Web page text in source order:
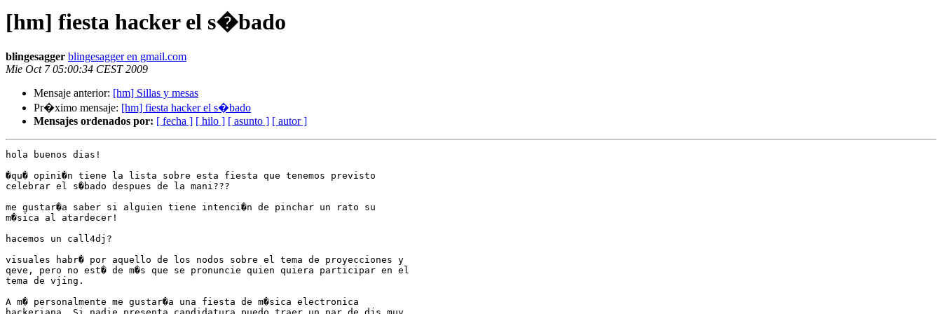
[hm] fiesta hacker el s�bado
blingesagger blingesagger en gmail.com
Mie Oct 7 05:00:34 CEST 2009
Mensaje anterior: [hm] Sillas y mesas
Pr�ximo mensaje: [hm] fiesta hacker el s�bado
Mensajes ordenados por: [ fecha ] [ hilo ] [ asunto ] [ autor ]
hola buenos dias!
�qu� opini�n tiene la lista sobre esta fiesta que tenemos previsto
celebrar el s�bado despues de la mani???
me gustar�a saber si alguien tiene intenci�n de pinchar un rato su
m�sica al atardecer!
hacemos un call4dj?
visuales habr� por aquello de los nodos sobre el tema de proyecciones y
qeve, pero no est� de m�s que se pronuncie quien quiera participar en el
tema de vjing.
A m� personalmente me gustar�a una fiesta de m�sica electronica